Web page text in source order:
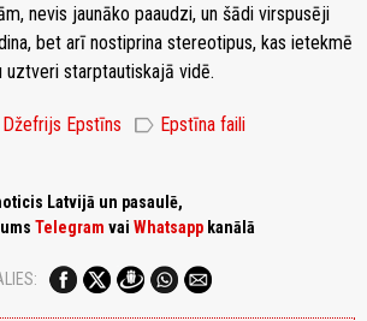
nevis jaunāko paaudzi, un šādi virspusēji
bet arī nostiprina stereotipus, kas ietekmē
uztveri starptautiskajā vidē.
Džefrijs Epstīns label Epstīna faili
Latvijā un pasaulē,
Telegram vai Whatsapp kanālā